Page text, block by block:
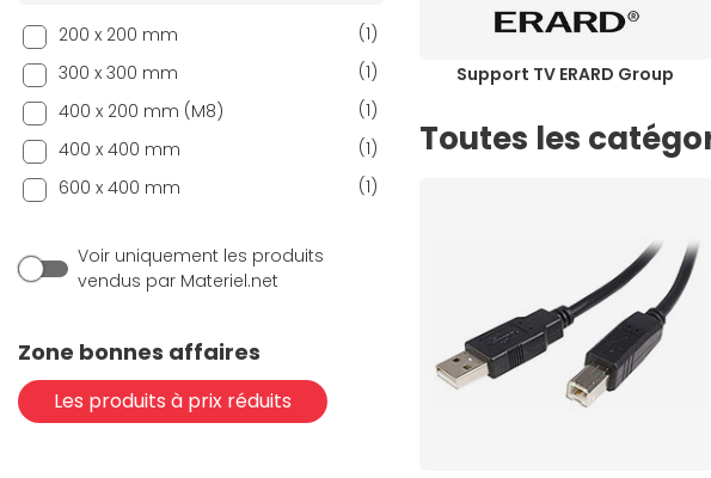
(12)
200 x 200 mm
(1)
300 x 300 mm
(1)
400 x 200 mm (M8)
(1)
400 x 400 mm
(1)
600 x 400 mm
(1)
Voir uniquement les produits
vendus par Materiel.net
Zone bonnes affaires
Les produits à prix réduits
Support TV ERARD Group
Toutes les